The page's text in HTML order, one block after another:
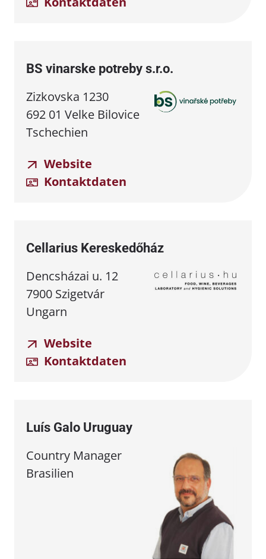
BS vinarske potreby s.r.o.
Zizkovska 1230
692 01 Velke Bilovice
Tschechien
Website
Kontaktdaten
Cellarius Kereskedőház
Dencsházai u. 12
7900 Szigetvár
Ungarn
Website
Kontaktdaten
Luís Galo Uruguay
Country Manager
Brasilien